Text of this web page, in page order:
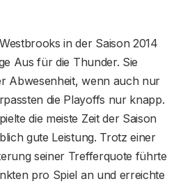
in der Saison 2014
Aus für die Thunder. Sie
Abwesenheit, wenn auch nur
die Playoffs nur knapp.
die meiste Zeit der Saison
gute Leistung. Trotz einer
seiner Trefferquote führte
pro Spiel an und erreichte